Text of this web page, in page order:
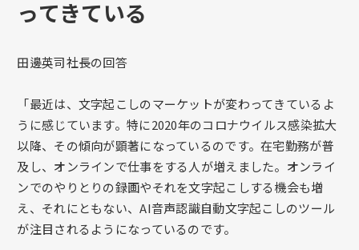
ってきている
田邊英司社長の回答
「最近は、文字起こしのマーケットが変わってきているよ
うに感じています。特に2020年のコロナウイルス感染拡大
以降、その傾向が顕著になっているのです。在宅勤務が普
及し、オンラインで仕事をする人が増えました。オンライ
ンでのやりとりの録画やそれを文字起こしする機会も増
え、それにともない、AI音声認識自動文字起こしのツール
が注目されるようになっているのです。